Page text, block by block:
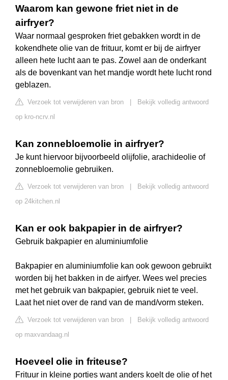
Waarom kan gewone friet niet in de
airfryer?
Waar normaal gesproken friet gebakken wordt in de
kokendhete olie van de frituur, komt er bij de airfryer
alleen hete lucht aan te pas. Zowel aan de onderkant
als de bovenkant van het mandje wordt hete lucht rond
geblazen.
Verzoek tot verwijderen van bron
Bekijk volledig antwoord
op kro-ncrv.nl
Kan zonnebloemolie in airfryer?
Je kunt hiervoor bijvoorbeeld olijfolie, arachideolie of
zonnebloemolie gebruiken.
Verzoek tot verwijderen van bron
Bekijk volledig antwoord
op 24kitchen.nl
Kan er ook bakpapier in de airfryer?
Gebruik bakpapier en aluminiumfolie
Bakpapier en aluminiumfolie kan ook gewoon gebruikt
worden bij het bakken in de airfyer. Wees wel precies
met het gebruik van bakpapier, gebruik niet te veel.
Laat het niet over de rand van de mand/vorm steken.
Verzoek tot verwijderen van bron
Bekijk volledig antwoord
op maxvandaag.nl
Hoeveel olie in friteuse?
Frituur in kleine porties want anders koelt de olie of het